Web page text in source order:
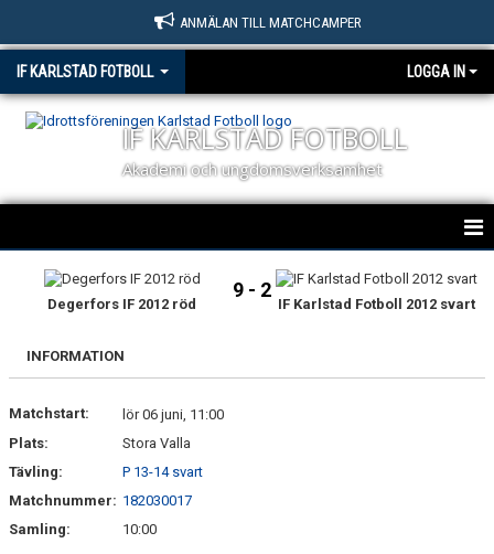
ANMÄLAN TILL MATCHCAMPER
IF KARLSTAD FOTBOLL LOGGA IN
IF KARLSTAD FOTBOLL
Akademi och ungdomsverksamhet
OM KLUBBEN
KONTAKT
DOKUMENT
Degerfors IF 2012 röd
9 - 2
IF Karlstad Fotboll 2012 svart
INFORMATION
Matchstart:
lör 06 juni, 11:00
Plats:
Stora Valla
Tävling:
P 13-14 svart
Matchnummer: 182030017
Samling:
10:00